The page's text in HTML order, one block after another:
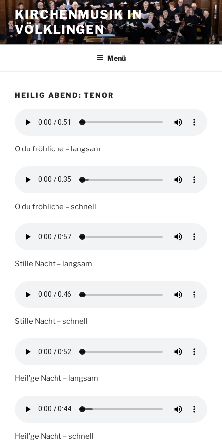
Zum
Inhalt
springen
KIRCHENMUSIK IN
VÖLKLINGEN
Menü
HEILIG ABEND: TENOR
O du fröhliche – langsam
O du fröhliche – schnell
Stille Nacht – langsam
Stille Nacht – schnell
Heil’ge Nacht – langsam
Heil’ge Nacht – schnell